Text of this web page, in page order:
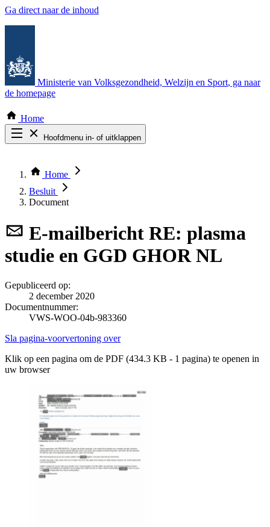
Ga direct naar de inhoud
Ministerie van Volksgezondheid, Welzijn en Sport, ga naar
de homepage
Home
Hoofdmenu in- of uitklappen
Thema COVID-19
Bekijk per bestuursorgaan
Home
Besluit
Document
E-mailbericht RE: plasma
studie en GGD GHOR NL
Gepubliceerd op:
2 december 2020
Documentnummer:
VWS-WOO-04b-983360
Sla pagina-voorvertoning over
Klik op een pagina om de PDF (434.3 KB - 1 pagina) te openen in
uw browser